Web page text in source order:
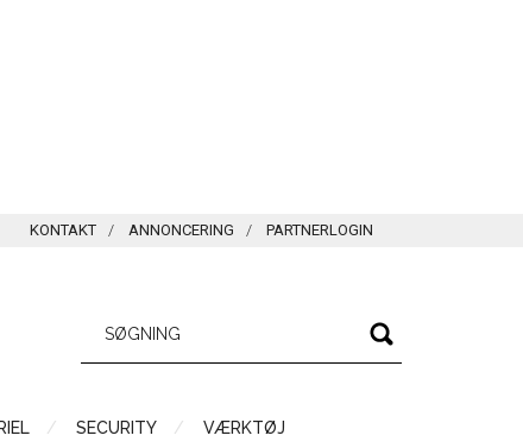
KONTAKT ANNONCERING PARTNERLOGIN
SECURITY VÆRKTØJ